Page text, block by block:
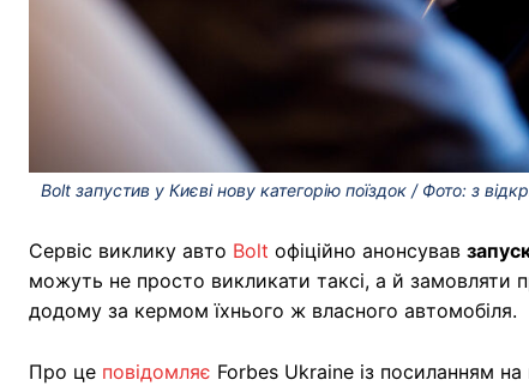
Bolt запустив у Києві нову категорію поїздок / Фото: з
Сервіс виклику авто Bolt офіційно анонсував
можуть не просто викликати таксі, а й замовляти
додому за кермом їхнього ж власного автомобіля.
Про це повідомляє Forbes Ukraine із посиланням